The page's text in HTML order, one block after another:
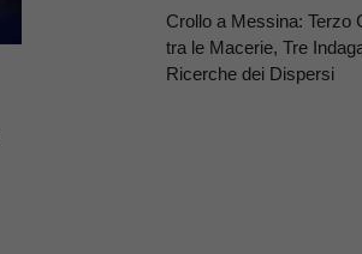
Crollo a Messina: Terzo
tra le Macerie, Tre
Ricerche dei Dispersi